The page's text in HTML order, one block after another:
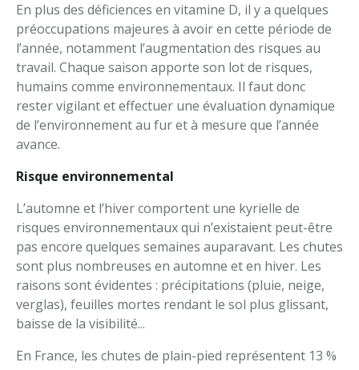
En plus des déficiences en vitamine D, il y a quelques
préoccupations majeures à avoir en cette période de
l’année, notamment l’augmentation des risques au
travail. Chaque saison apporte son lot de risques,
humains comme environnementaux. Il faut donc
rester vigilant et effectuer une évaluation dynamique
de l’environnement au fur et à mesure que l’année
avance.
Risque environnemental
L’automne et l’hiver comportent une kyrielle de
risques environnementaux qui n’existaient peut-être
pas encore quelques semaines auparavant. Les chutes
sont plus nombreuses en automne et en hiver. Les
raisons sont évidentes : précipitations (pluie, neige,
verglas), feuilles mortes rendant le sol plus glissant,
baisse de la visibilité...
En France, les chutes de plain-pied représentent 13 %